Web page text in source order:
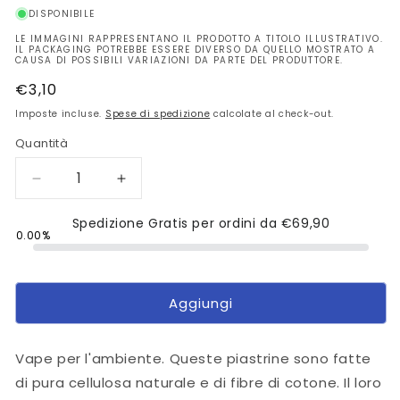
DISPONIBILE
LE IMMAGINI RAPPRESENTANO IL PRODOTTO A TITOLO ILLUSTRATIVO.
IL PACKAGING POTREBBE ESSERE DIVERSO DA QUELLO MOSTRATO A
CAUSA DI POSSIBILI VARIAZIONI DA PARTE DEL PRODUTTORE.
Prezzo
di
€3,10
Imposte incluse. Spese di spedizione calcolate al check-out.
Quantità
Diminuisci
quantità
VAPE
Classic
Aumenta
quantità
per
VAPE
Classic
Spedizione Gratis per ordini da €69,90
0.00%
Aggiungi
Vape per l'ambiente. Queste piastrine sono fatte
di pura cellulosa naturale e di fibre di cotone. Il loro